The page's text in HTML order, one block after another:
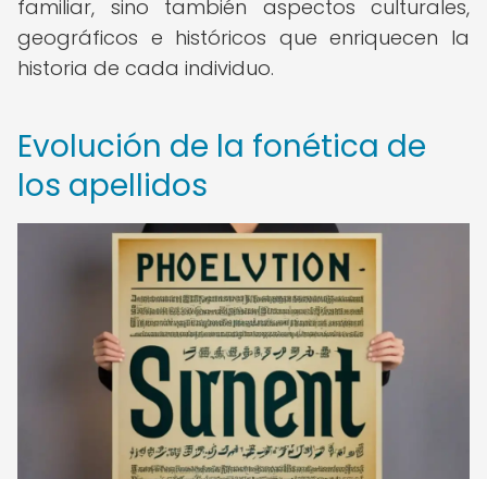
familiar, sino también aspectos culturales,
geográficos e históricos que enriquecen la
historia de cada individuo.
Evolución de la fonética de
los apellidos